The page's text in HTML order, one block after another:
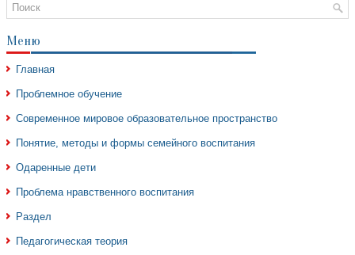
Меню
Главная
Проблемное обучение
Современное мировое образовательное пространство
Понятие, методы и формы семейного воспитания
Одаренные дети
Проблема нравственного воспитания
Раздел
Педагогическая теория